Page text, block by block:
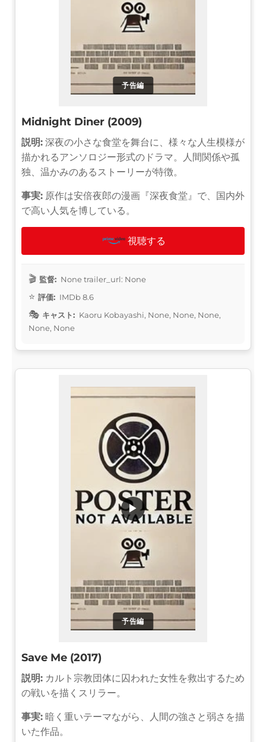
予告編
Midnight Diner (2009)
説明: 深夜の小さな食堂を舞台に、様々な人生模様が
描かれるアンソロジー形式のドラマ。人間関係や孤
独、温かみのあるストーリーが特徴。
事実: 原作は安倍夜郎の漫画『深夜食堂』で、国内外
で高い人気を博している。
視聴する
監督: None trailer_url: None
評価: IMDb 8.6
キャスト: Kaoru Kobayashi, None, None, None,
None, None
予告編
▶
Save Me (2017)
説明: カルト宗教団体に囚われた女性を救出するため
の戦いを描くスリラー。
事実: 暗く重いテーマながら、人間の強さと弱さを描
いた作品。